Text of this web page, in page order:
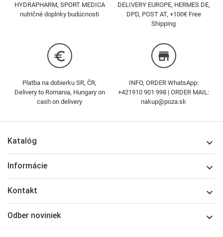
HYDRAPHARM, SPORT MEDICA
nutričné doplnky budúcnosti
DELIVERY EUROPE, HERMES DE,
DPD, POST AT, +100€ Free
Shipping
euro_symbol
Platba na dobierku SR, ČR,
Delivery to Romania, Hungary on
cash on delivery
store
INFO, ORDER WhatsApp:
+421910 901 998 | ORDER MAIL:
nakup@poza.sk
Katalóg 
Informácie 
Kontakt 
Odber noviniek 